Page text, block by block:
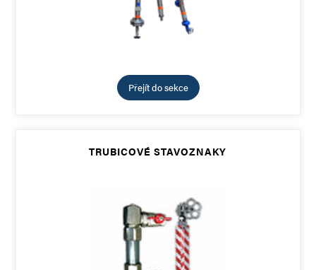
Přejít do sekce
TRUBICOVÉ STAVOZNAKY